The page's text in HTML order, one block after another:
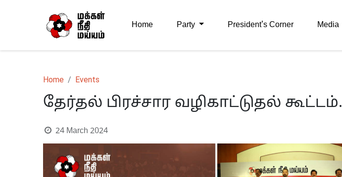
Home Party President's Corner Media
Home Events
தேர்தல் பிரச்சார வழிகாட்டுதல் கூட்டம்.
24 March 2024